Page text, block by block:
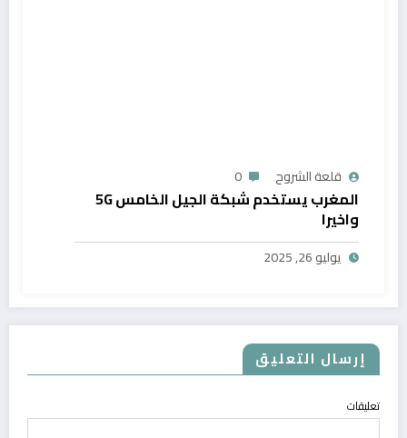
قلعة الشروح 0
المغرب يستخدم شبكة الجيل الخامس 5G
واخيرا
يوليو 26, 2025
إرسال التعليق
تعليقات